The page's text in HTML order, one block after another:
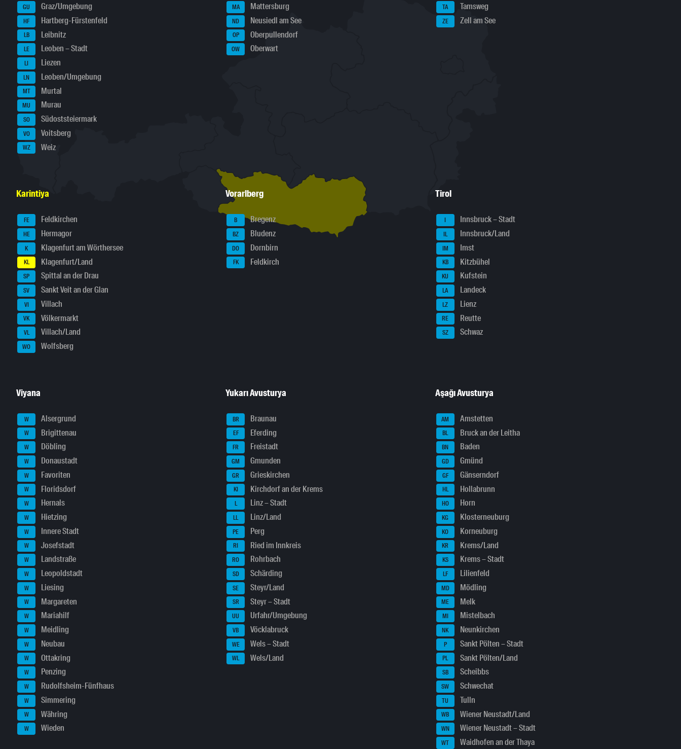
GU Graz/Umgebung
HF Hartberg-Fürstenfeld
LB Leibnitz
LE Leoben – Stadt
LI Liezen
LN Leoben/Umgebung
MT Murtal
MU Murau
SO Südoststeiermark
VO Voitsberg
WZ Weiz
MA Mattersburg
ND Neusiedl am See
OP Oberpullendorf
OW Oberwart
TA Tamsweg
ZE Zell am See
Karintiya
FE Feldkirchen
HE Hermagor
K Klagenfurt am Wörthersee
KL Klagenfurt/Land
SP Spittal an der Drau
SV Sankt Veit an der Glan
VI Villach
VK Völkermarkt
VL Villach/Land
WO Wolfsberg
Vorarlberg
B Bregenz
BZ Bludenz
DO Dornbirn
FK Feldkirch
Tirol
I Innsbruck – Stadt
IL Innsbruck/Land
IM Imst
KB Kitzbühel
KU Kufstein
LA Landeck
LZ Lienz
RE Reutte
SZ Schwaz
Viyana
W Alsergrund
W Brigittenau
W Döbling
W Donaustadt
W Favoriten
W Floridsdorf
W Hernals
W Hietzing
W Innere Stadt
W Josefstadt
W Landstraße
W Leopoldstadt
W Liesing
W Margareten
W Mariahilf
W Meidling
W Neubau
W Ottakring
W Penzing
W Rudolfsheim-Fünfhaus
W Simmering
W Währing
W Wieden
Yukarı Avusturya
BR Braunau
EF Eferding
FR Freistadt
GM Gmunden
GR Grieskirchen
KI Kirchdorf an der Krems
L Linz – Stadt
LL Linz/Land
PE Perg
RI Ried im Innkreis
RO Rohrbach
SD Schärding
SE Steyr/Land
SR Steyr – Stadt
UU Urfahr/Umgebung
VB Vöcklabruck
WE Wels – Stadt
WL Wels/Land
Aşağı Avusturya
AM Amstetten
BL Bruck an der Leitha
BN Baden
GD Gmünd
GF Gänserndorf
HL Hollabrunn
HO Horn
KG Klosterneuburg
KO Korneuburg
KR Krems/Land
KS Krems – Stadt
LF Lilienfeld
MD Mödling
ME Melk
MI Mistelbach
NK Neunkirchen
P Sankt Pölten – Stadt
PL Sankt Pölten/Land
SB Scheibbs
SW Schwechat
TU Tulln
WB Wiener Neustadt/Land
WN Wiener Neustadt – Stadt
WT Waidhofen an der Thaya